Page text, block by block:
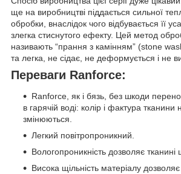
ще на виробництві піддається сильної
обробки, внаслідок чого відбувається її
злегка стиснутого ефекту. Цей метод
називають “прання з камінням” (stone
та легка, не сідає, не деформується і не
Переваги Ranforce:
Ranforce, як і бязь, без шкоди
в гарячій воді: колір і фактура тканини
змінюються.
Легкий повітропроникний.
Вологопроникність дозволяє
Висока щільність матеріалу